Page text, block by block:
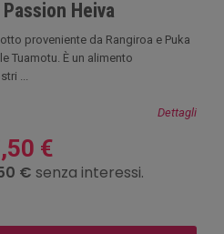
Heiva
proveniente da Rangiroa e Puka
Tuamotu. È un alimento
...
Dettagli
€